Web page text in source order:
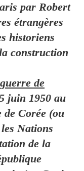
par Robert
étrangères
historiens
construction
de
juin 1950 au
Corée (ou
Nations
de la